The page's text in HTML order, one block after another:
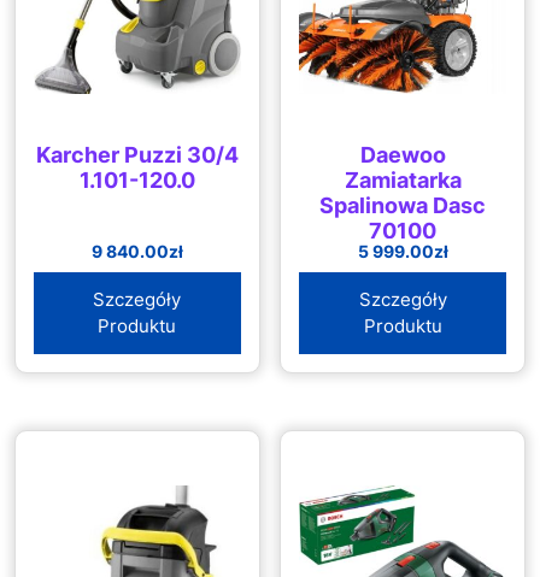
Karcher Puzzi 30/4
1.101-120.0
9 840.00zł
Szczegóły
Produktu
Daewoo
Zamiatarka
Spalinowa Dasc
70100
5 999.00zł
Szczegóły
Produktu